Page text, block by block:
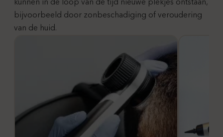
kunnen in de loop van de tijd nieuwe plekjes ontstaan,
bijvoorbeeld door zonbeschadiging of veroudering
van de huid.